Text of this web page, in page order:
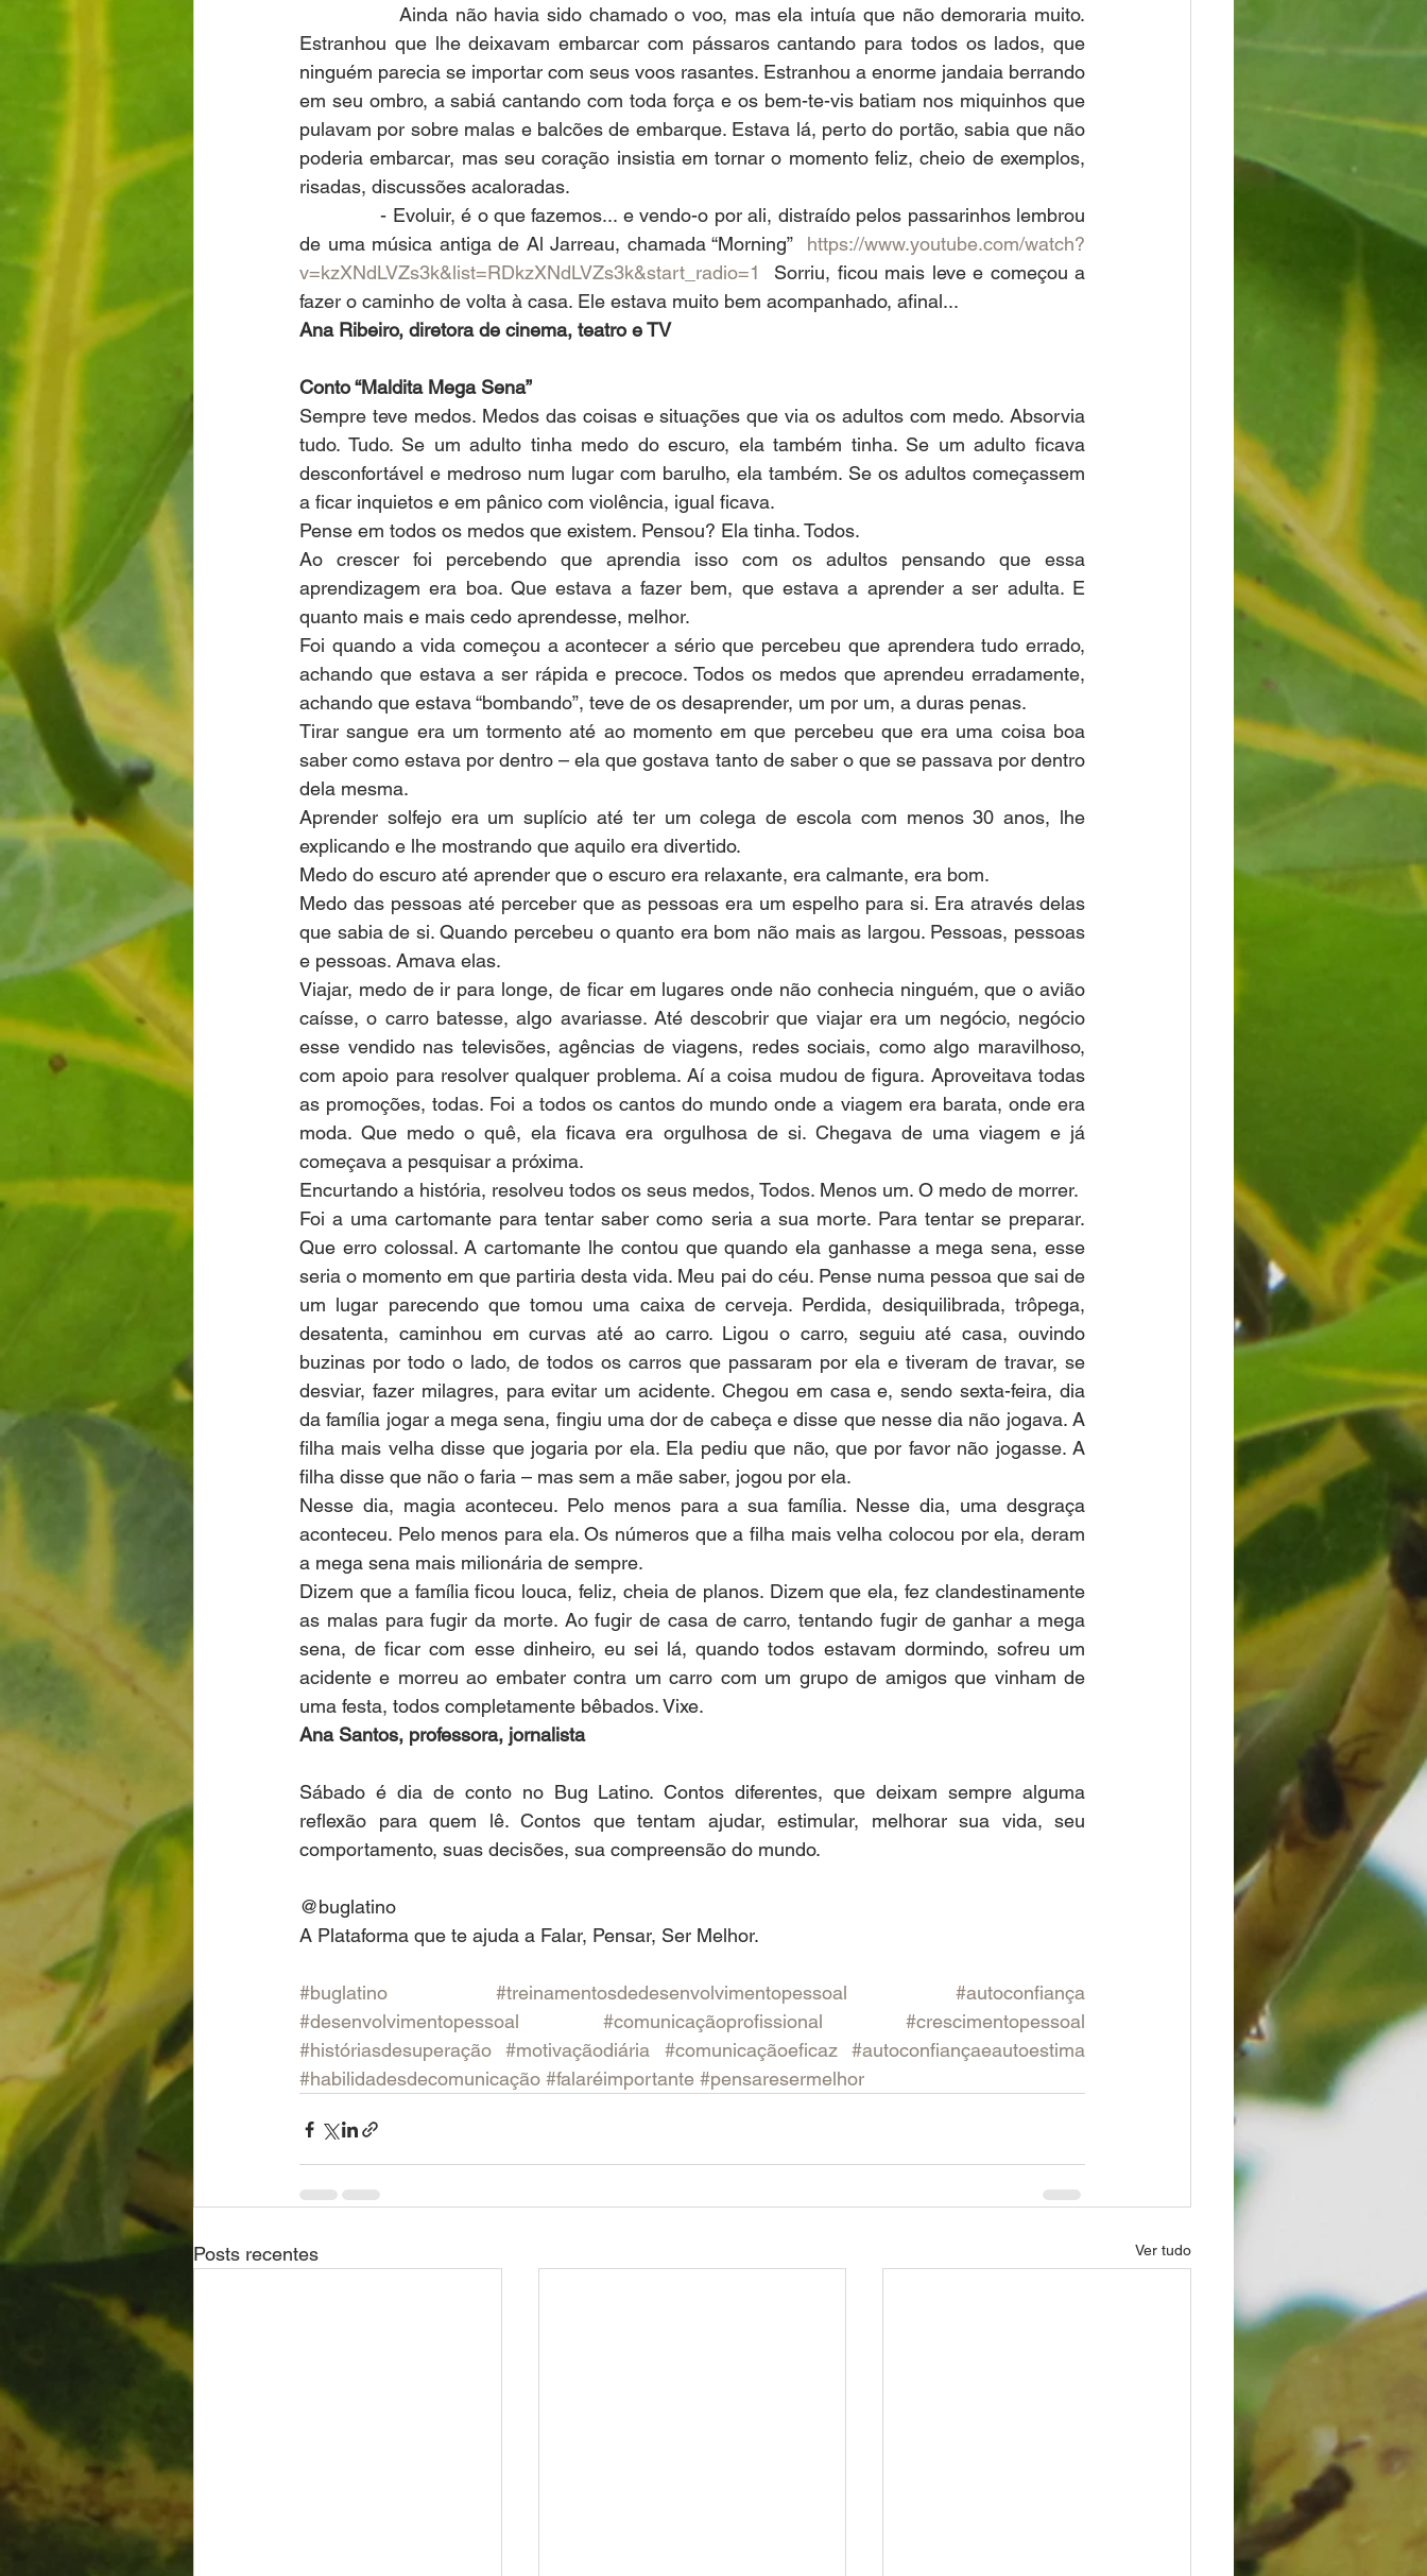
Ainda não havia sido chamado o voo, mas ela intuía que não demoraria muito.
Estranhou que lhe deixavam embarcar com pássaros cantando para todos os lados, que
ninguém parecia se importar com seus voos rasantes. Estranhou a enorme jandaia berrando
em seu ombro, a sabiá cantando com toda força e os bem-te-vis batiam nos miquinhos que
pulavam por sobre malas e balcões de embarque. Estava lá, perto do portão, sabia que não
poderia embarcar, mas seu coração insistia em tornar o momento feliz, cheio de exemplos,
risadas, discussões acaloradas.
- Evoluir, é o que fazemos... e vendo-o por ali, distraído pelos passarinhos lembrou
de uma música antiga de Al Jarreau, chamada “Morning” https://www.youtube.com/watch?
v=kzXNdLVZs3k&list=RDkzXNdLVZs3k&start_radio=1
Sorriu, ficou mais leve e começou a
fazer o caminho de volta à casa. Ele estava muito bem acompanhado, afinal...
Ana Ribeiro, diretora de cinema, teatro e TV
Conto “Maldita Mega Sena”
Sempre teve medos. Medos das coisas e situações que via os adultos com medo. Absorvia
tudo. Tudo. Se um adulto tinha medo do escuro, ela também tinha. Se um adulto ficava
desconfortável e medroso num lugar com barulho, ela também. Se os adultos começassem
a ficar inquietos e em pânico com violência, igual ficava.
Pense em todos os medos que existem. Pensou? Ela tinha. Todos.
Ao crescer foi percebendo que aprendia isso com os adultos pensando que essa
aprendizagem era boa. Que estava a fazer bem, que estava a aprender a ser adulta. E
quanto mais e mais cedo aprendesse, melhor.
Foi quando a vida começou a acontecer a sério que percebeu que aprendera tudo errado,
achando que estava a ser rápida e precoce. Todos os medos que aprendeu erradamente,
achando que estava “bombando”, teve de os desaprender, um por um, a duras penas.
Tirar sangue era um tormento até ao momento em que percebeu que era uma coisa boa
saber como estava por dentro – ela que gostava tanto de saber o que se passava por dentro
dela mesma.
Aprender solfejo era um suplício até ter um colega de escola com menos 30 anos, lhe
explicando e lhe mostrando que aquilo era divertido.
Medo do escuro até aprender que o escuro era relaxante, era calmante, era bom.
Medo das pessoas até perceber que as pessoas era um espelho para si. Era através delas
que sabia de si. Quando percebeu o quanto era bom não mais as largou. Pessoas, pessoas
e pessoas. Amava elas.
Viajar, medo de ir para longe, de ficar em lugares onde não conhecia ninguém, que o avião
caísse, o carro batesse, algo avariasse. Até descobrir que viajar era um negócio, negócio
esse vendido nas televisões, agências de viagens, redes sociais, como algo maravilhoso,
com apoio para resolver qualquer problema. Aí a coisa mudou de figura. Aproveitava todas
as promoções, todas. Foi a todos os cantos do mundo onde a viagem era barata, onde era
moda. Que medo o quê, ela ficava era orgulhosa de si. Chegava de uma viagem e já
começava a pesquisar a próxima.
Encurtando a história, resolveu todos os seus medos, Todos. Menos um. O medo de morrer.
Foi a uma cartomante para tentar saber como seria a sua morte. Para tentar se preparar.
Que erro colossal. A cartomante lhe contou que quando ela ganhasse a mega sena, esse
seria o momento em que partiria desta vida. Meu pai do céu. Pense numa pessoa que sai de
um lugar parecendo que tomou uma caixa de cerveja. Perdida, desiquilibrada, trôpega,
desatenta, caminhou em curvas até ao carro. Ligou o carro, seguiu até casa, ouvindo
buzinas por todo o lado, de todos os carros que passaram por ela e tiveram de travar, se
desviar, fazer milagres, para evitar um acidente. Chegou em casa e, sendo sexta-feira, dia
da família jogar a mega sena, fingiu uma dor de cabeça e disse que nesse dia não jogava. A
filha mais velha disse que jogaria por ela. Ela pediu que não, que por favor não jogasse. A
filha disse que não o faria – mas sem a mãe saber, jogou por ela.
Nesse dia, magia aconteceu. Pelo menos para a sua família. Nesse dia, uma desgraça
aconteceu. Pelo menos para ela. Os números que a filha mais velha colocou por ela, deram
a mega sena mais milionária de sempre.
Dizem que a família ficou louca, feliz, cheia de planos. Dizem que ela, fez clandestinamente
as malas para fugir da morte. Ao fugir de casa de carro, tentando fugir de ganhar a mega
sena, de ficar com esse dinheiro, eu sei lá, quando todos estavam dormindo, sofreu um
acidente e morreu ao embater contra um carro com um grupo de amigos que vinham de
uma festa, todos completamente bêbados. Vixe.
Ana Santos, professora, jornalista
Sábado é dia de conto no Bug Latino. Contos diferentes, que deixam sempre alguma
reflexão para quem lê. Contos que tentam ajudar, estimular, melhorar sua vida, seu
comportamento, suas decisões, sua compreensão do mundo.
@buglatino
A Plataforma que te ajuda a Falar, Pensar, Ser Melhor.
#buglatino #treinamentosdedesenvolvimentopessoal
#autoconfiança
#desenvolvimentopessoal
#comunicaçãoprofissional
#crescimentopessoal
#históriasdesuperação
#motivaçãodiária #comunicaçãoeficaz
#autoconfiançaeautoestima
#habilidadesdecomunicação #falaréimportante #pensaresermelhor
Posts recentes Ver tudo